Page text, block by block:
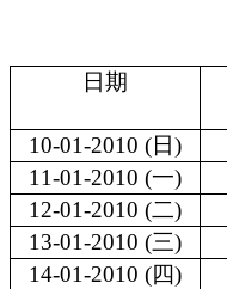
日期
10-01-2010 (日)
11-01-2010 (一)
12-01-2010 (二)
13-01-2010 (三)
14-01-2010 (四)